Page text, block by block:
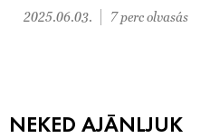
2025.06.03. 7 perc olvasás
NEKED AJÁNLJUK